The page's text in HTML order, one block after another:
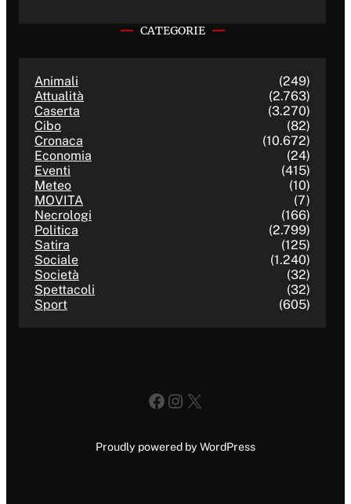
CATEGORIE
Animali
(249)
Attualità
(2.763)
Caserta
(3.270)
Cibo
(82)
Cronaca
(10.672)
Economia
(24)
Eventi
(415)
Meteo
(10)
MOVITA
(7)
Necrologi
(166)
Politica
(2.799)
Satira
(125)
Sociale
(1.240)
Società
(32)
Spettacoli
(32)
Sport
(605)
Facebook
Instagram
X
Proudly powered by WordPress